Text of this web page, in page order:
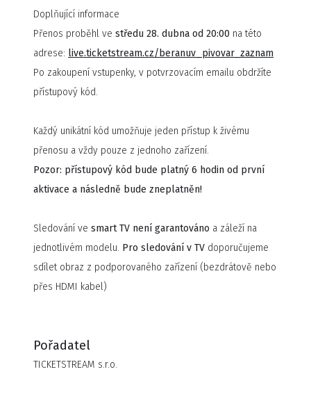
Pokud budete chtít, můžete degustovat s námi - na e-
shopu si můžete zakoupit stejné vzorky piv:E-shop
Můžete klást jakékoli otázky na pivovar, technologii,
rádi zodpoví.
Večerní degustací vás bude provázet Filip Nerad.
Doplňující informace
Přenos proběhl ve středu 28. dubna od 20:00 na této
adrese: live.ticketstream.cz/beranuv_pivovar_zaznam
Po zakoupení vstupenky, v potvrzovacím emailu obdržíte
přístupový kód.
Každý unikátní kód umožňuje jeden přístup k živému
přenosu a vždy pouze z jednoho zařízení.
Pozor: přístupový kód bude platný 6 hodin od první
aktivace a následně bude zneplatněn!
Sledování ve smart TV není garantováno a záleží na
jednotlivém modelu. Pro sledování v TV doporučujeme
sdílet obraz z podporovaného zařízení (bezdrátově nebo
přes HDMI kabel)
Pořadatel
TICKETSTREAM s.r.o.